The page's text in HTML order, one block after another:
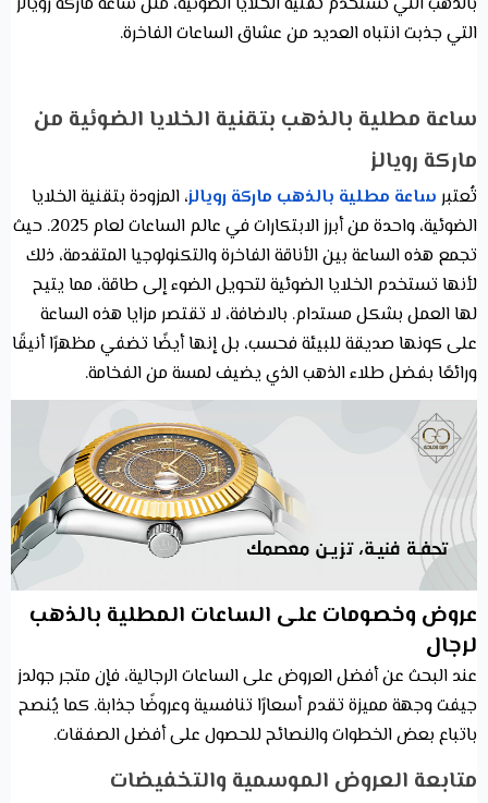
التي جذبت انتباه العديد من عشاق الساعات الفاخرة.
ساعة مطلية بالذهب بتقنية الخلايا الضوئية من
ماركة رويالز
تُعتبر ساعة مطلية بالذهب ماركة رويالز، المزودة بتقنية الخلايا
الضوئية، واحدة من أبرز الابتكارات في عالم الساعات لعام 2025. حيث
تجمع هذه الساعة بين الأناقة الفاخرة والتكنولوجيا المتقدمة، ذلك
لأنها تستخدم الخلايا الضوئية لتحويل الضوء إلى طاقة، مما يتيح
لها العمل بشكل مستدام. بالاضافة، لا تقتصر مزايا هذه الساعة
على كونها صديقة للبيئة فحسب، بل إنها أيضًا تضفي مظهرًا أنيقًا
ورائعًا بفضل طلاء الذهب الذي يضيف لمسة من الفخامة.
عروض وخصومات على الساعات المطلية بالذهب
لرجال
عند البحث عن أفضل العروض على الساعات الرجالية، فإن متجر جولدز
جيفت وجهة مميزة تقدم أسعارًا تنافسية وعروضًا جذابة. كما يُنصح
باتباع بعض الخطوات والنصائح للحصول على أفضل الصفقات.
متابعة العروض الموسمية والتخفيضات